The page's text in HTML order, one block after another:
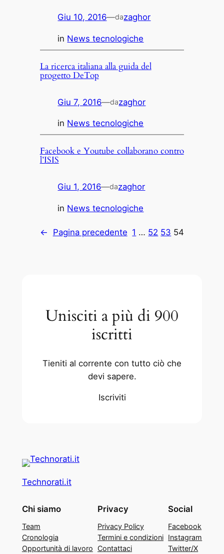
Giu 10, 2016—dazaghor
in News tecnologiche
La ricerca italiana alla guida del
progetto DeTop
Giu 7, 2016—dazaghor
in News tecnologiche
Facebook e Youtube collaborano contro
l’ISIS
Giu 1, 2016—dazaghor
in News tecnologiche
← Pagina precedente 1 … 52 53 54
Unisciti a più di 900
iscritti
Tieniti al corrente con tutto ciò che
devi sapere.
Iscriviti
Technorati.it
Chi siamo
Team
Cronologia
Opportunità di lavoro
Privacy
Privacy Policy
Termini e condizioni
Contattaci
Social
Facebook
Instagram
Twitter/X